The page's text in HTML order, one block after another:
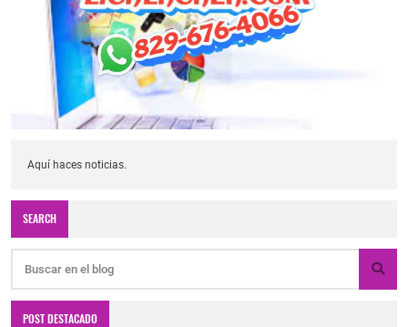
Aquí haces noticias.
SEARCH
POST DESTACADO